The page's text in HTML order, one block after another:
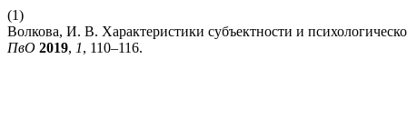
(1)
Волкова, И. В. Характеристики субъектности и
ПвО 2019, 1, 110–116.